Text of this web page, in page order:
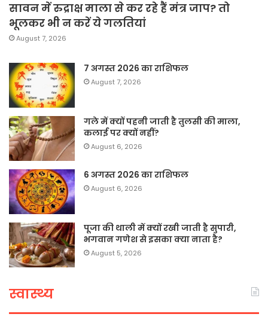
सावन में रुद्राक्ष माला से कर रहे हैं मंत्र जाप? तो
भूलकर भी न करें ये गलतियां
August 7, 2026
7 अगस्त 2026 का राशिफल
August 7, 2026
गले में क्यों पहनी जाती है तुलसी की माला,
कलाई पर क्यों नहीं?
August 6, 2026
6 अगस्त 2026 का राशिफल
August 6, 2026
पूजा की थाली में क्यों रखी जाती है सुपारी,
भगवान गणेश से इसका क्या नाता है?
August 5, 2026
स्वास्थ्य